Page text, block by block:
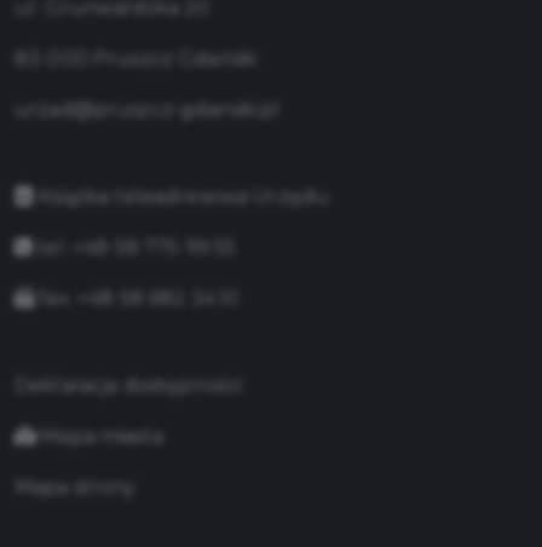
urzad@pruszcz-gdanski.pl
Książka teleadresowa Urzędu
Deklaracja dostępności
Mapa miasta
Mapa strony